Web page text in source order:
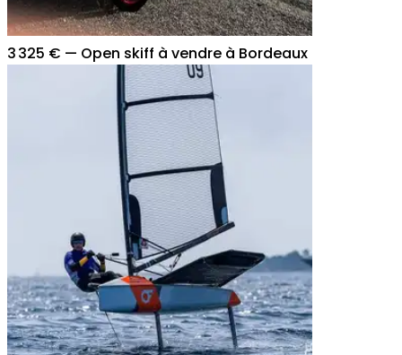
3 325 € — Open skiff à vendre à Bordeaux